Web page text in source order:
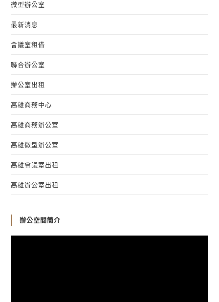
微型辦公室
最新消息
會議室租借
聯合辦公室
辦公室出租
高雄商務中心
高雄商務辦公室
高雄微型辦公室
高雄會議室出租
高雄辦公室出租
辦公空間簡介